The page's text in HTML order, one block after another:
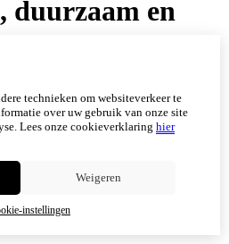
en
drill van schroefwebshop zijn
kwaliteit, precisie en
en houtconstructies. Met
bouw leveren wij alleen
zorgen voor een snelle, sterke en
technieken om websiteverkeer te
over uw gebruik van onze site
Lees onze cookieverklaring hier
Weigeren
instellingen